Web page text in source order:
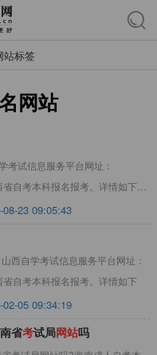
站标签
网站
考试信息服务平台网址：
自考本科报名报考。详情如下：
08-23 09:05:43
西自学考试信息服务平台网址：
自考本科报名报考。详情如下
02-05 09:34:19
省考试局网站吗